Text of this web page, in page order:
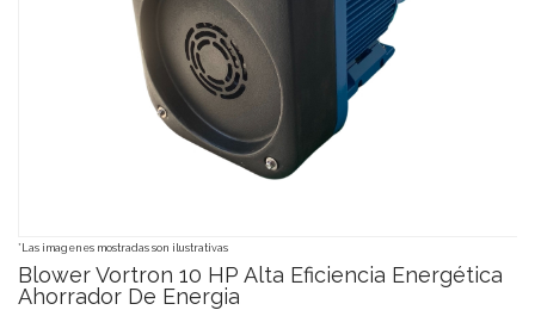
*Las imagenes mostradas son ilustrativas
Blower Vortron 10 HP Alta Eficiencia Energética
Ahorrador De Energia